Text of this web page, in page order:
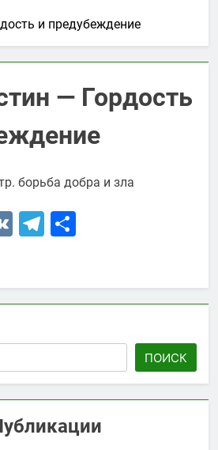
и предубеждение
— Гордость
борьба добра и зла
VK Telegram
ПОИСК